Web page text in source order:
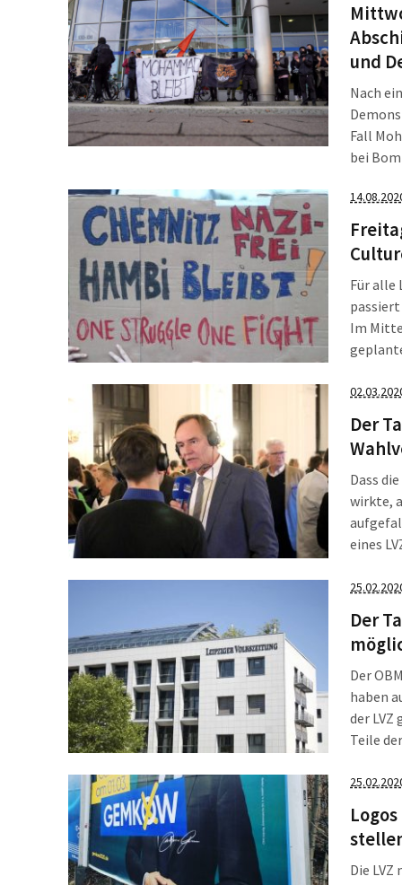
und
Nach
Fall
bei
2022, in
Für alle
Im
Der
Dass
wirkte,
eines
ein
(CDU)
was am
war.
Der
Der
haben
der
Teile
Die